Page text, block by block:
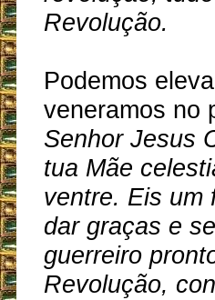
Revolução.
Podemos
veneramos no
Senhor Jesus
tua Mãe
ventre. Eis um
dar graças e
guerreiro
Revolução,